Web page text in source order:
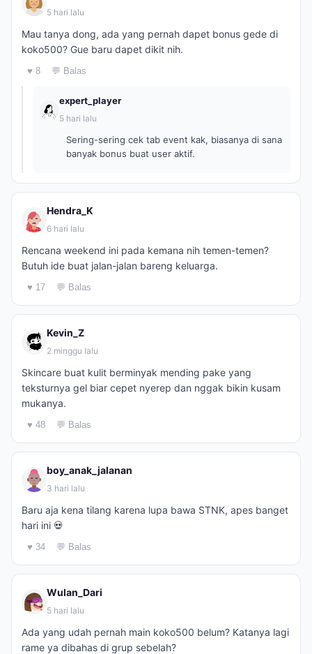
5 hari lalu
Mau tanya dong, ada yang pernah dapet bonus gede di
koko500? Gue baru dapet dikit nih.
♥ 8 💬 Balas
expert_player
5 hari lalu
Sering-sering cek tab event kak, biasanya di sana
banyak bonus buat user aktif.
Hendra_K
6 hari lalu
Rencana weekend ini pada kemana nih temen-temen?
Butuh ide buat jalan-jalan bareng keluarga.
♥ 17 💬 Balas
Kevin_Z
2 minggu lalu
Skincare buat kulit berminyak mending pake yang
teksturnya gel biar cepet nyerep dan nggak bikin kusam
mukanya.
♥ 48 💬 Balas
boy_anak_jalanan
3 hari lalu
Baru aja kena tilang karena lupa bawa STNK, apes banget
hari ini 💀
♥ 34 💬 Balas
Wulan_Dari
5 hari lalu
Ada yang udah pernah main koko500 belum? Katanya lagi
rame ya dibahas di grup sebelah?